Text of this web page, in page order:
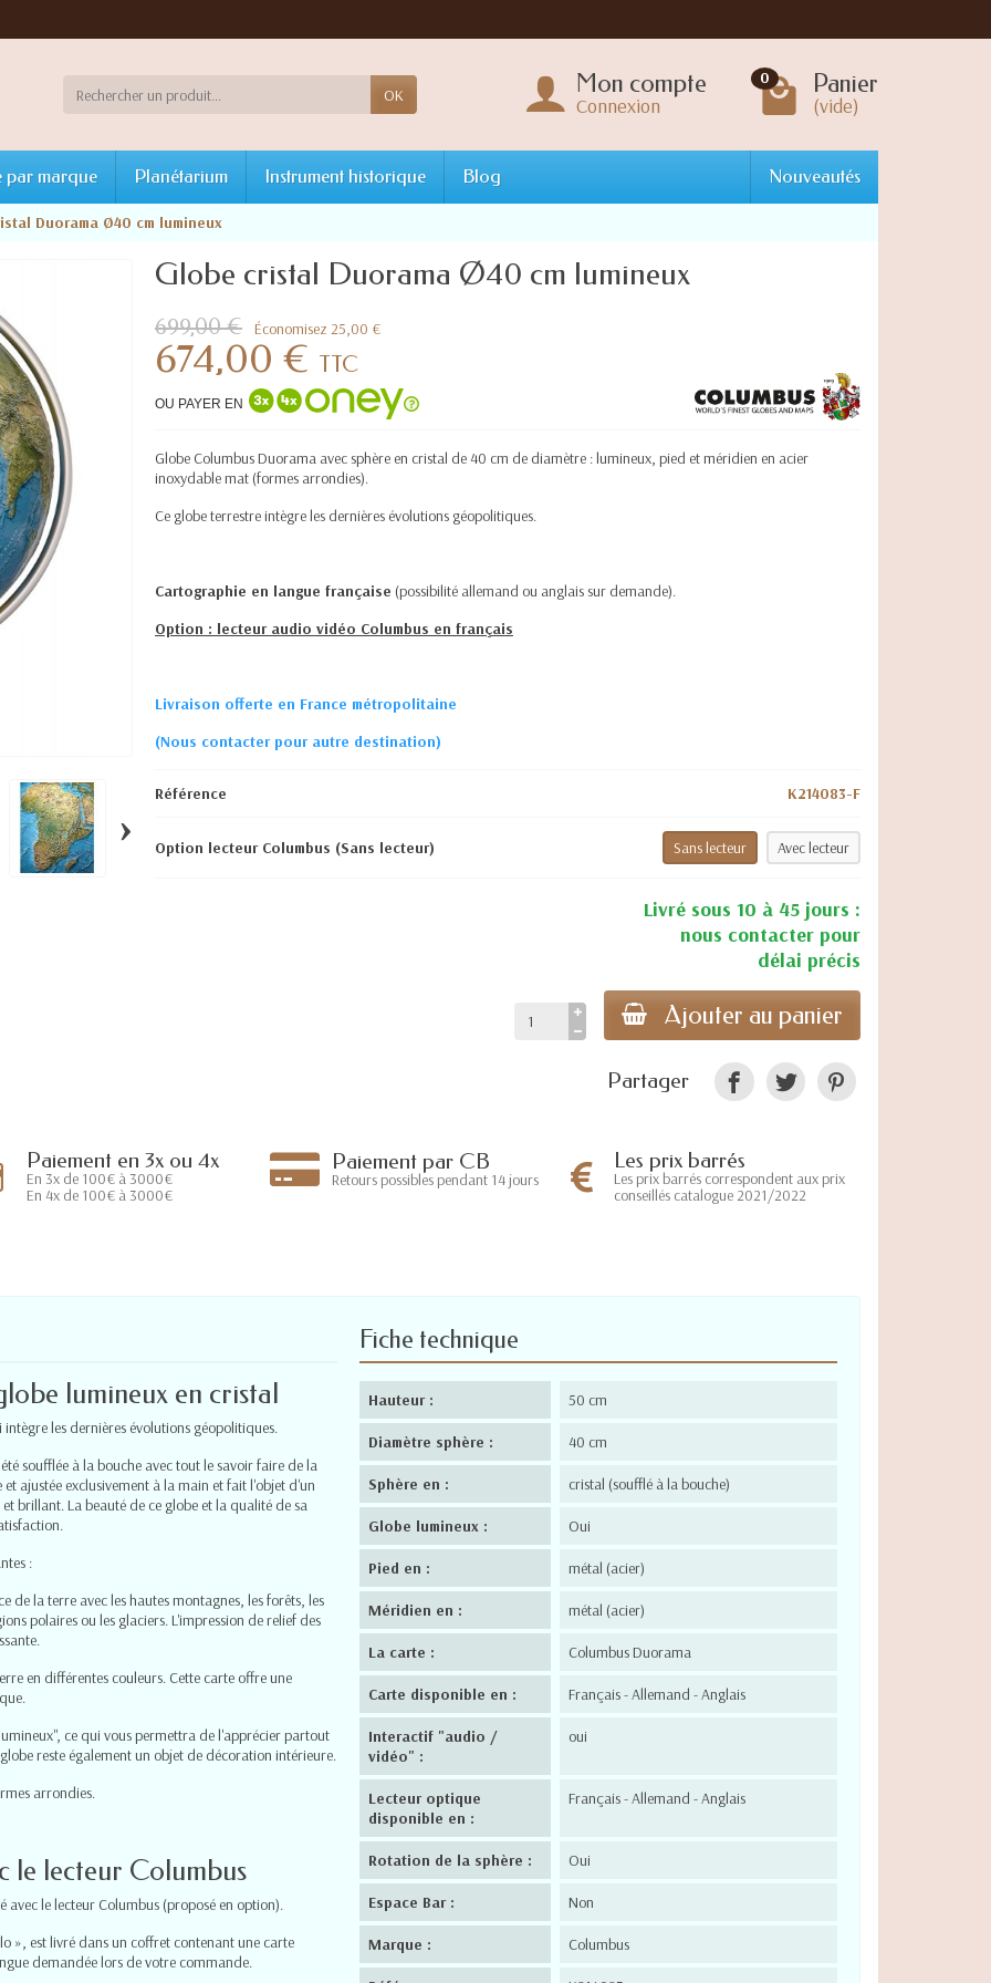
OK Mon compte
Connexion
0 Panier
(vide)
par marque Planétarium Instrument historique Blog Nouveautés
Duorama Ø40 cm lumineux
›
Globe cristal Duorama Ø40 cm lumineux
699,00 € Économisez 25,00 €
674,00 € TTC
OU PAYER EN
Globe Columbus Duorama avec sphère en cristal de 40 cm de diamètre : lumineux, pied et méridien en acier
inoxydable mat (formes arrondies).
Ce globe terrestre intègre les dernières évolutions géopolitiques.
Cartographie en langue française (possibilité allemand ou anglais sur demande).
Option : lecteur audio vidéo Columbus en français
Livraison offerte en France métropolitaine
(Nous contacter pour autre destination)
Référence K214083-F
Option lecteur Columbus (Sans lecteur) Sans lecteur Avec lecteur
Livré sous 10 à 45 jours :
nous contacter pour
délai précis
Ajouter au panier
Partager
Paiement en 3x ou 4x
En 3x de 100€ à 3000€
En 4x de 100€ à 3000€
Paiement par CB
Retours possibles pendant 14 jours
Les prix barrés
Les prix barrés correspondent aux prix
conseillés catalogue 2021/2022
lumineux en cristal
les dernières évolutions géopolitiques.
soufflée à la bouche avec tout le savoir faire de la
ajustée exclusivement à la main et fait l'objet d'un
brillant. La beauté de ce globe et la qualité de sa
:
de la terre avec les hautes montagnes, les forêts, les
polaires ou les glaciers. L'impression de relief des
en différentes couleurs. Cette carte offre une
ce qui vous permettra de l'apprécier partout
reste également un objet de décoration intérieure.
arrondies.
le lecteur Columbus
le lecteur Columbus (proposé en option).
», est livré dans un coffret contenant une carte
demandée lors de votre commande.
Fiche technique
Hauteur : 50 cm
Diamètre sphère : 40 cm
Sphère en : cristal (soufflé à la bouche)
Globe lumineux : Oui
Pied en : métal (acier)
Méridien en : métal (acier)
La carte : Columbus Duorama
Carte disponible en : Français - Allemand - Anglais
Interactif "audio /
vidéo" :
oui
Lecteur optique
disponible en :
Français - Allemand - Anglais
Rotation de la sphère : Oui
Espace Bar : Non
Marque : Columbus